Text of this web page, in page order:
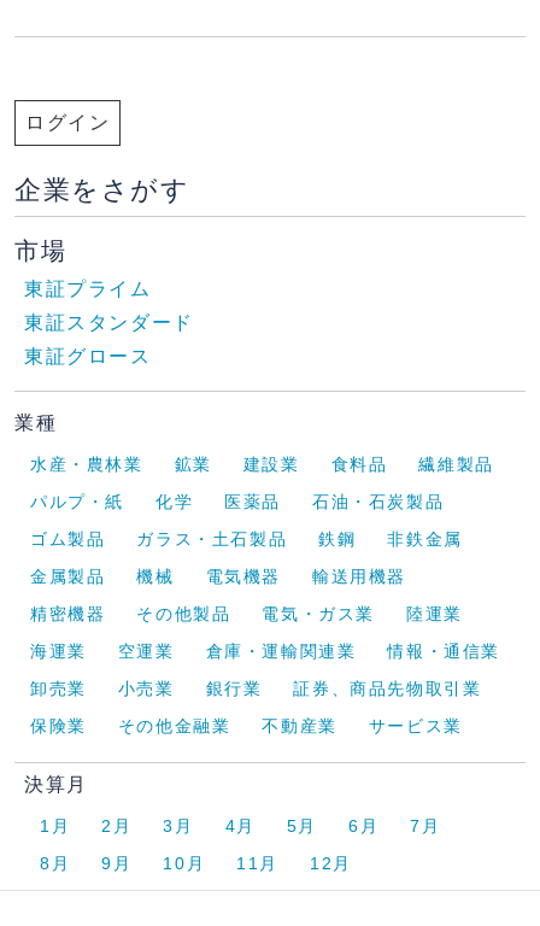
ログイン
企業をさがす
市場
東証プライム
東証スタンダード
東証グロース
業種
水産・農林業 鉱業 建設業 食料品
繊維製品
パルプ・紙
化学 医薬品
石油・石炭製品
ゴム製品
ガラス・土石製品 鉄鋼
非鉄金属
金属製品
機械 電気機器
輸送用機器
精密機器
その他製品 電気・ガス業
陸運業
海運業
空運業 倉庫・運輸関連業
情報・通信業
卸売業
小売業 銀行業
証券、商品先物取引業
保険業
その他金融業 不動産業 サービス業
決算月
1月 2月 3月 4月 5月 6月
7月
8月
9月 10月 11月 12月